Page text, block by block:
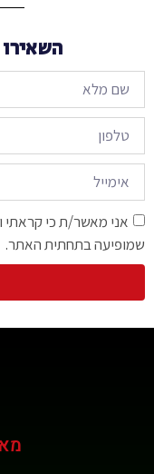
אני מאשר/ת כי קראתי
שמופיעה בתחתית האתר.